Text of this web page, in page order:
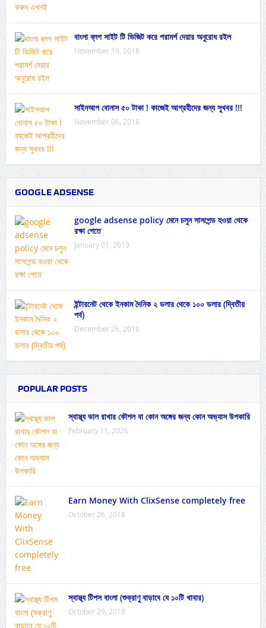
বাংলা ব্লগ সাইট টি ভিজিট করে পরামর্শ দেয়ার অনুরোধ রইল
November 19, 2018
সাইনআপ বোনাস ৫০ টাকা ! কাজেই আগ্রহীদের জন্য সুখবর !!!
November 06, 2018
GOOGLE ADSENSE
google adsense policy মেনে চলুন সাসপেন্ড হওয়া থেকে
রক্ষা পেতে
January 01, 2019
ইন্টারনেট থেকে ইনকাম দৈনিক ২ ডলার থেকে ১০০ ডলার (দ্বিতীয়
পর্ব)
December 26, 2018
POPULAR POSTS
স্বাস্থ্য ভাল রাখার কৌশল বা কোন অঙ্গের জন্য কোন অভ্যাস উপকারি
February 11, 2026
Earn Money With ClixSense completely free
October 26, 2018
স্বাস্থ্য টিপস বাংলা (শুক্রাণু বাড়াবে যে ১০টি খাবার)
October 29, 2018